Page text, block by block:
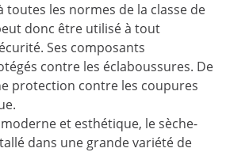
toutes les normes de la classe de
donc être utilisé à tout
Ses composants
contre les éclaboussures. De
protection contre les coupures
et esthétique, le sèche-
dans une grande variété de